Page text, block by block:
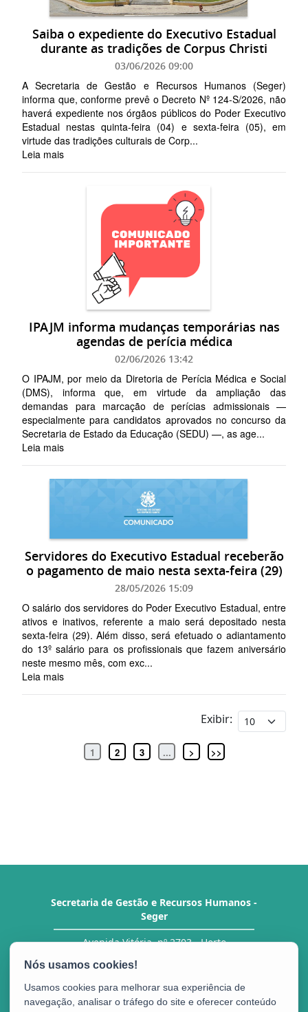
Saiba o expediente do Executivo Estadual
durante as tradições de Corpus Christi
03/06/2026 09:00
A Secretaria de Gestão e Recursos Humanos (Seger)
informa que, conforme prevê o Decreto Nº 124-S/2026, não
haverá expediente nos órgãos públicos do Poder Executivo
Estadual nestas quinta-feira (04) e sexta-feira (05), em
virtude das tradições culturais de Corp...
Leia mais
IPAJM informa mudanças temporárias nas
agendas de perícia médica
02/06/2026 13:42
O IPAJM, por meio da Diretoria de Perícia Médica e Social
(DMS), informa que, em virtude da ampliação das
demandas para marcação de perícias admissionais —
especialmente para candidatos aprovados no concurso da
Secretaria de Estado da Educação (SEDU) —, as age...
Leia mais
Servidores do Executivo Estadual receberão
o pagamento de maio nesta sexta-feira (29)
28/05/2026 15:09
O salário dos servidores do Poder Executivo Estadual, entre
ativos e inativos, referente a maio será depositado nesta
sexta-feira (29). Além disso, será efetuado o adiantamento
do 13º salário para os profissionais que fazem aniversário
neste mesmo mês, com exc...
Leia mais
Exibir:
1 2 3 ... > >>
Secretaria de Gestão e Recursos Humanos -
Seger
Avenida Vitória, nº 2703 - Horto
Tel.: Central de Atendimento ao Servidor (CAS)
27 3636-5292/ 5293
Usamos cookies para melhorar sua experiência de
navegação, analisar o tráfego do site e oferecer conteúdo